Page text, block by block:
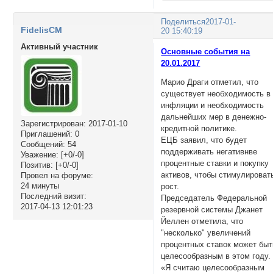
Поделиться2017-01-
20 15:40:19
FidelisCM
Активный участник
Зарегистрирован: 2017-01-10
Приглашений: 0
Сообщений: 54
Уважение: [+0/-0]
Позитив: [+0/-0]
Провел на форуме:
24 минуты
Последний визит:
2017-04-13 12:01:23
Основные события на
20.01.2017
Марио Драги отметил, что
существует необходимость в
инфляции и необходимость
дальнейших мер в денежно-
кредитной политике.
ЕЦБ заявил, что будет
поддерживать негативнве
процентные ставки и покупку
активов, чтобы
рост.
Председатель Федеральной
резервной системы Джанет
Йеллен отметила, что
"несколько" увеличений
процентных ставок может
целесообразным в этом году.
«Я считаю целесообразным